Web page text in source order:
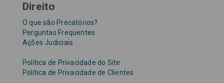
Direito
O que são Precatórios?
Perguntas Frequentes
Ações Judiciais
Política de Privacidade do Site
Política de Privacidade de Clientes